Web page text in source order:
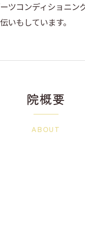
ツコンディショニン
いもしています。
院概要
ABOUT